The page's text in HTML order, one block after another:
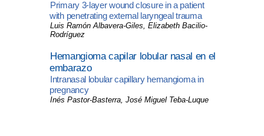
Primary 3-layer wound closure in a patient
with penetrating external laryngeal trauma
Luis Ramón Albavera-Giles, Elizabeth Bacilio-
Rodríguez
Hemangioma capilar lobular nasal en el
embarazo
Intranasal lobular capillary hemangioma in
pregnancy
Inés Pastor-Basterra, José Miguel Teba-Luque